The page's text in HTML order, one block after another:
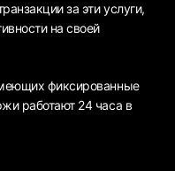
за эти услуги,
на своей
фиксированные
работают 24 часа в